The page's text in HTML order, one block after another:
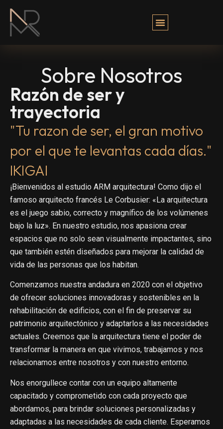
Sobre Nosotros
Razón de ser y
trayectoria
"Tu razon de ser, el gran motivo
por el que te levantas cada días."
IKIGAI
¡Bienvenidos al estudio ARM arquitectura! Como dijo el
famoso arquitecto francés Le Corbusier: «La arquitectura
es el juego sabio, correcto y magnífico de los volúmenes
bajo la luz». En nuestro estudio, nos apasiona crear
espacios que no solo sean visualmente impactantes, sino
que también estén diseñados para mejorar la calidad de
vida de las personas que los habitan.
Comenzamos nuestra andadura en 2020 con el objetivo
de ofrecer soluciones innovadoras y sostenibles en la
rehabilitación de edificios, con el fin de preservar su
patrimonio arquitectónico y adaptarlos a las necesidades
actuales. Creemos que la arquitectura tiene el poder de
transformar la manera en que vivimos, trabajamos y nos
relacionamos entre nosotros y con nuestro entorno.
Nos enorgullece contar con un equipo altamente
capacitado y comprometido con cada proyecto que
abordamos, para brindar soluciones personalizadas y
adaptadas a las necesidades de cada cliente. Esperamos